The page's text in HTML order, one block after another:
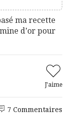
ma recette
d’or pour
J'aime
7 Commentaires